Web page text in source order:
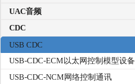
UAC音频
CDC
USB CDC
USB-CDC-ECM以太网控制模型设备
USB-CDC-NCM网络控制通讯